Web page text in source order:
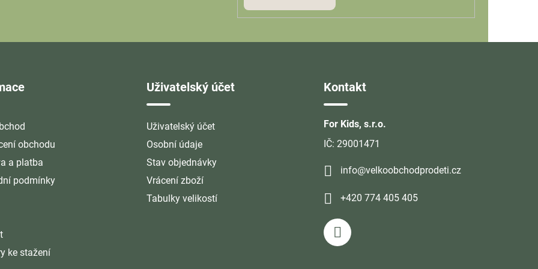
obchodu
a platba
podmínky
ke stažení
Uživatelský účet
Uživatelský účet
Osobní údaje
Stav objednávky
Vrácení zboží
Tabulky velikostí
Kontakt
For Kids, s.r.o.
IČ: 29001471
info@velkoobchodprodeti.cz
+420 774 405 405